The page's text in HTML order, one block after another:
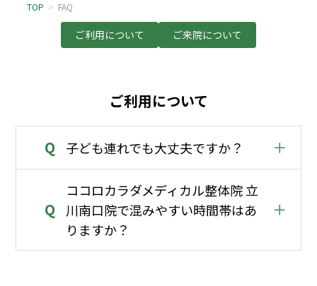
TOP > FAQ
ご利用について ご来院について
ご利用について
Q 子ども連れでも大丈夫ですか？ ＋
Q
ココロカラダメディカル整体院 立
川南口院で混みやすい時間帯はあ
りますか？
＋